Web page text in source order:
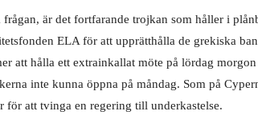
är det fortfarande trojkan som håller i
ELA för att upprätthålla de grekiska
att hålla ett extrainkallat möte på lördag
inte kunna öppna på måndag. Som på
att tvinga en regering till underkastelse.